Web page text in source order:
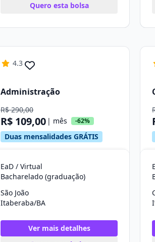
Quero esta bolsa
4.3
Administração
R$ 290,00
R$ 109,00 | mês -62%
Duas mensalidades GRÁTIS
EaD / Virtual
Bacharelado (graduação)
São João
Itaberaba/BA
Ver mais detalhes